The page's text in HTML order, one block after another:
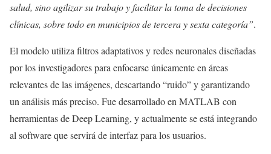
salud, sino agilizar su trabajo y facilitar la toma de decisiones
clínicas, sobre todo en municipios de tercera y sexta categoría”.
El modelo utiliza filtros adaptativos y redes neuronales diseñadas
por los investigadores para enfocarse únicamente en áreas
relevantes de las imágenes, descartando “ruido” y garantizando
un análisis más preciso. Fue desarrollado en MATLAB con
herramientas de Deep Learning, y actualmente se está integrando
al software que servirá de interfaz para los usuarios.